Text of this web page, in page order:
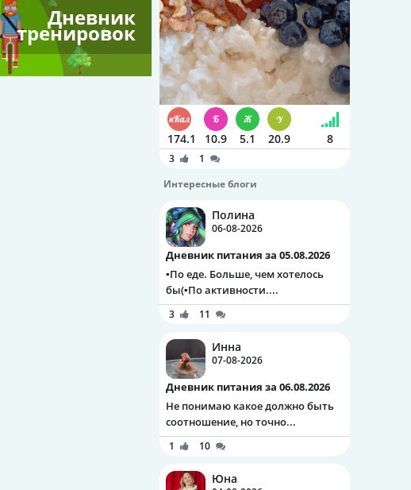
Дневник
тренировок
174.1 10.9 5.1 20.9 8
3
1
Интересные блоги
Полина
06-08-2026
Дневник питания за 05.08.2026
▪️По еде. Больше, чем хотелось
бы(▪️По активности....
3 11
Инна
07-08-2026
Дневник питания за 06.08.2026
Не понимаю какое должно быть
соотношение, но точно...
1 10
Юна